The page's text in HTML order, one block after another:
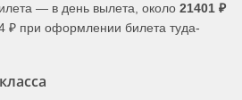
— в день вылета, около 21401 ₽
₽ при оформлении билета туда-